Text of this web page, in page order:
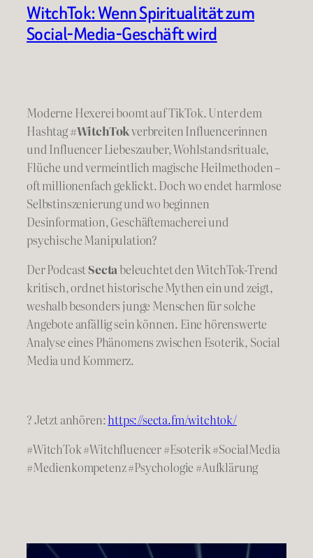
WitchTok: Wenn Spiritualität zum
Social-Media-Geschäft wird
Moderne Hexerei boomt auf TikTok. Unter dem
Hashtag#WitchTokverbreiten Influencerinnen
und Influencer Liebeszauber, Wohlstandsrituale,
Flüche und vermeintlich magische Heilmethoden –
oft millionenfach geklickt. Doch wo endet harmlose
Selbstinszenierung und wo beginnen
Desinformation, Geschäftemacherei und
psychische Manipulation?
Der PodcastSectabeleuchtet den WitchTok-Trend
kritisch, ordnet historische Mythen ein und zeigt,
weshalb besonders junge Menschen für solche
Angebote anfällig sein können. Eine hörenswerte
Analyse eines Phänomens zwischen Esoterik, Social
Media und Kommerz.
? Jetzt anhören:https://secta.fm/witchtok/
#WitchTok #Witchfluencer #Esoterik #SocialMedia
#Medienkompetenz #Psychologie #Aufklärung